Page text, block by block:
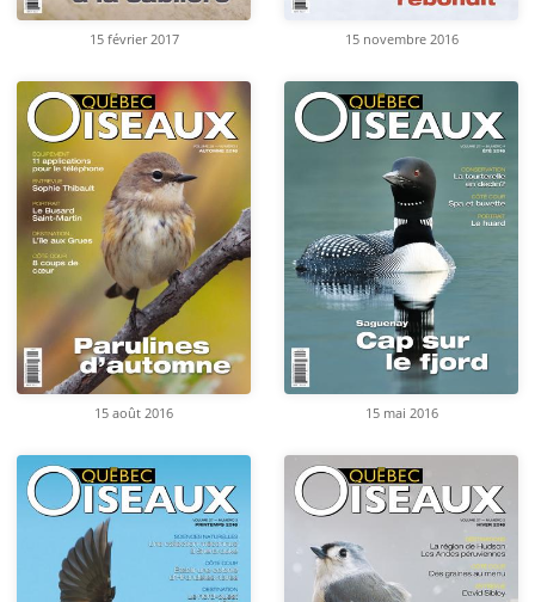
15 février 2017 15 novembre 2016
15 août 2016 15 mai 2016